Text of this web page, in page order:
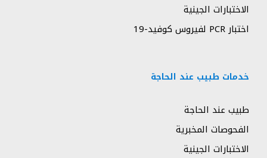
الاختبارات الجينية
اختبار PCR لفيروس كوفيد-19
خدمات طبيب عند الحاجة
طبيب عند الحاجة
الفحوصات المخبرية
الاختبارات الجينية